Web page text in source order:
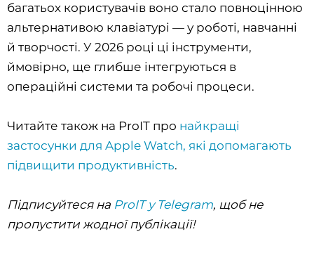
багатьох користувачів воно стало повноцінною
альтернативою клавіатурі — у роботі, навчанні
й творчості. У 2026 році ці інструменти,
ймовірно, ще глибше інтегруються в
операційні системи та робочі процеси.
Читайте також на ProIT про найкращі
застосунки для Apple Watch, які допомагають
підвищити продуктивність.
Підписуйтеся на ProIT у Telegram, щоб не
пропустити жодної публікації!